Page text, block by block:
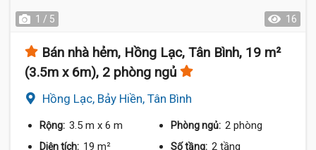
1 / 5 16
Bán nhà hẻm, Hồng Lạc, Tân Bình, 19 m²
(3.5m x 6m), 2 phòng ngủ
Hồng Lạc, Bảy Hiền, Tân Bình
Rộng: 3.5 m x 6 m Phòng ngủ: 2 phòng
Diện tích: 19 m² Số tầng: 2 tầng